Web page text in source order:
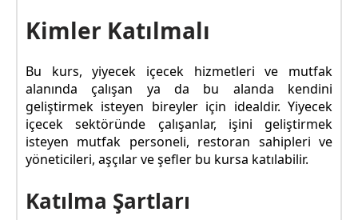
Kimler Katılmalı
Bu kurs, yiyecek içecek hizmetleri ve mutfak
alanında çalışan ya da bu alanda kendini
geliştirmek isteyen bireyler için idealdir. Yiyecek
içecek sektöründe çalışanlar, işini geliştirmek
isteyen mutfak personeli, restoran sahipleri ve
yöneticileri, aşçılar ve şefler bu kursa katılabilir.
Katılma Şartları